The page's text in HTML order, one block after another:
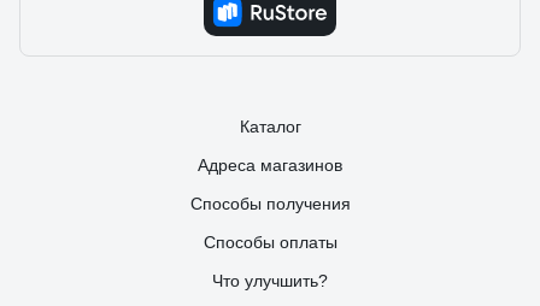
Каталог
Адреса магазинов
Способы получения
Способы оплаты
Что улучшить?